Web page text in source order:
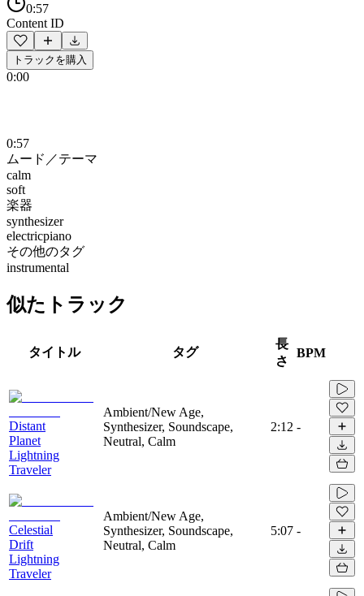
0:57
Content ID
トラックを購入
0:00
0:57
ムード／テーマ
calm
soft
楽器
synthesizer
electricpiano
その他のタグ
instrumental
似たトラック
タイトル タグ
長
さ
BPM
Distant
Planet
Lightning
Traveler
Ambient/New Age,
Synthesizer, Soundscape,
Neutral, Calm
2:12 -
Celestial
Drift
Lightning
Traveler
Ambient/New Age,
Synthesizer, Soundscape,
Neutral, Calm
5:07 -